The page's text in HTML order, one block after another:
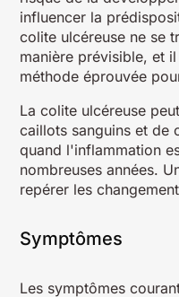
influencer la
colite ulcéreuse ne se
manière prévisible, et
méthode éprouvée
La colite ulcéreuse
caillots sanguins et de
quand l'inflammation
nombreuses années.
repérer les
Symptômes
Les symptômes